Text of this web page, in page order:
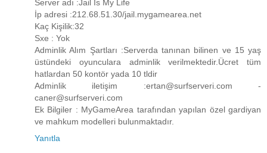
Server adı :Jail İs My Life
İp adresi :212.68.51.30/jail.mygamearea.net
Kaç Kişilik:32
Sxe : Yok
Adminlik Alım Şartları :Serverda tanınan bilinen ve 15 yaş
üstündeki oyunculara adminlik verilmektedir.Ücret tüm
hatlardan 50 kontör yada 10 tldir
Adminlik iletişim :ertan@surfserveri.com -
caner@surfserveri.com
Ek Bilgiler : MyGameArea tarafından yapılan özel gardiyan
ve mahkum modelleri bulunmaktadır.
Yanıtla